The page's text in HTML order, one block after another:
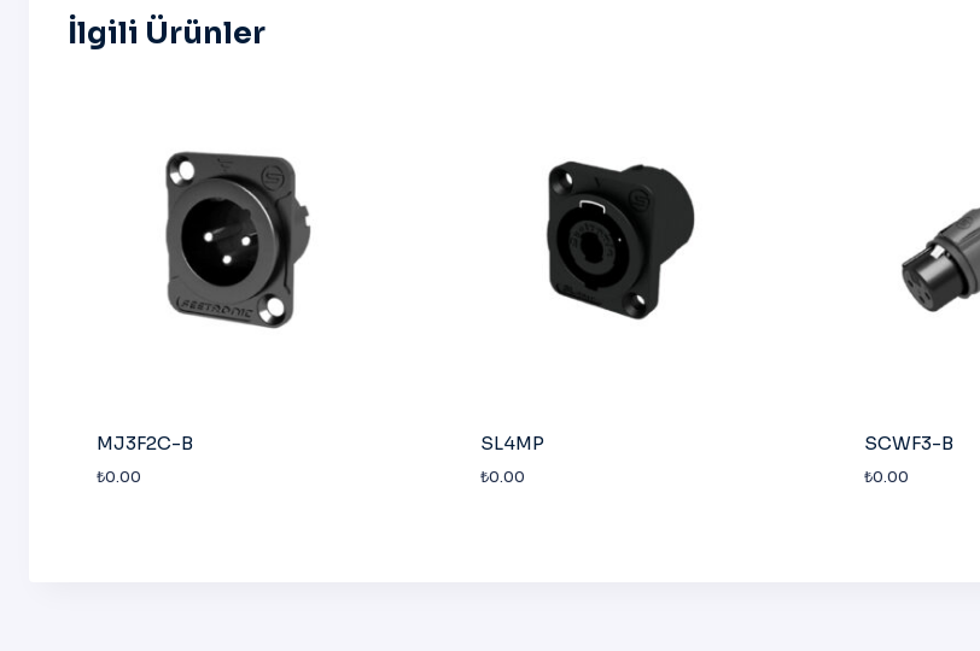
İlgili Ürünler
MJ3F2C-B
₺0.00
SL4MP
₺0.00
SCWF3-B
₺0.00